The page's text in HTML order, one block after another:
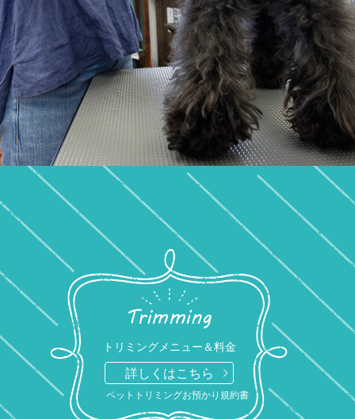
トリミングメニュー＆料金
詳しくはこちら
ペットトリミングお預かり規約書